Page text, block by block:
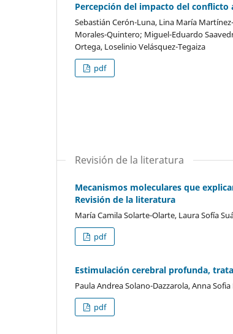
Percepción del impacto del
Sebastián Cerón-Luna, Lina María
Morales-Quintero; Miguel-Eduardo
Ortega, Loselinio Velásquez-Tegaiza
pdf
Revisión de la literatura
Mecanismos moleculares que
Revisión de la literatura
María Camila Solarte-Olarte, Laura Sofía
pdf
Estimulación cerebral profunda,
Paula Andrea Solano-Dazzarola, Anna
pdf